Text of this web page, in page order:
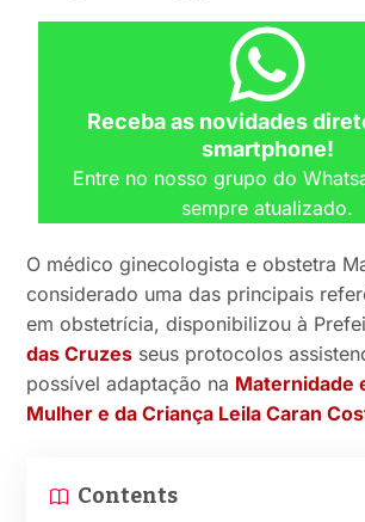
Receba as novidades
smartphone!
Entre no nosso grupo do
sempre atualizado.
O médico ginecologista e obstetra
considerado uma das principais
em obstetrícia, disponibilizou à
das Cruzes seus protocolos
possível adaptação na Maternidade
Mulher e da Criança Leila Caran
Contents